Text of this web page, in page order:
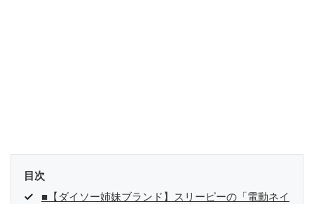
目次
■【ダイソー姉妹ブランド】スリーピーの「電動ネイ